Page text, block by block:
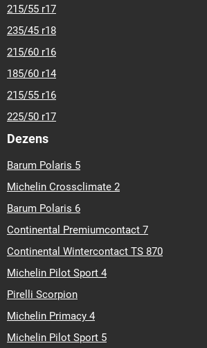
215/55 r17
235/45 r18
215/60 r16
185/60 r14
215/55 r16
225/50 r17
Dezens
Barum Polaris 5
Michelin Crossclimate 2
Barum Polaris 6
Continental Premiumcontact 7
Continental Wintercontact TS 870
Michelin Pilot Sport 4
Pirelli Scorpion
Michelin Primacy 4
Michelin Pilot Sport 5